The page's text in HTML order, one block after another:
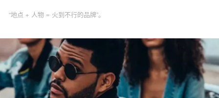
“地点 + 人物 = 火到不行的品牌”。